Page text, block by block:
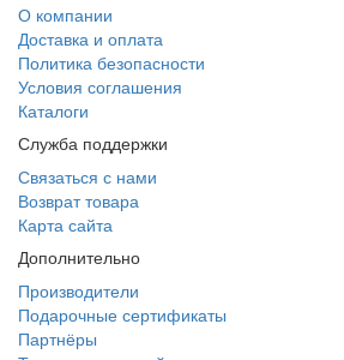
О компании
Доставка и оплата
Политика безопасности
Условия соглашения
Каталоги
Служба поддержки
Связаться с нами
Возврат товара
Карта сайта
Дополнительно
Производители
Подарочные сертификаты
Партнёры